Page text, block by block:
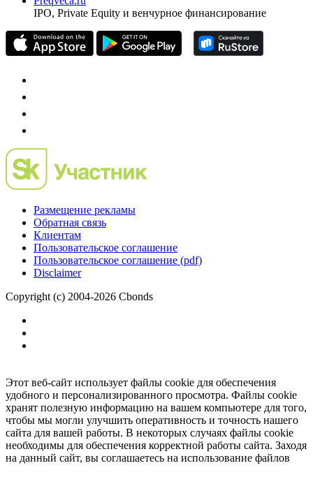
IPO, Private Equity и венчурное финансирование
Размещение рекламы
Обратная связь
Клиентам
Пользовательское соглашение
Пользовательское соглашение (pdf)
Disclaimer
Copyright (c) 2004-2026 Cbonds
Этот веб-сайт использует файлы cookie для обеспечения
удобного и персонализированного просмотра. Файлы cookie
хранят полезную информацию на вашем компьютере для того,
чтобы мы могли улучшить оперативность и точность нашего
сайта для вашей работы. В некоторых случаях файлы cookie
необходимы для обеспечения корректной работы сайта. Заходя
на данный сайт, вы соглашаетесь на использование файлов